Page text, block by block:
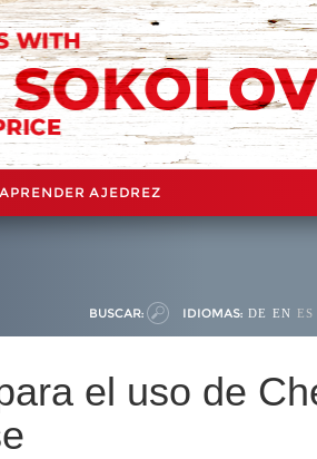
APRENDER AJEDREZ
BUSCAR: IDIOMAS: DE EN ES
el uso de